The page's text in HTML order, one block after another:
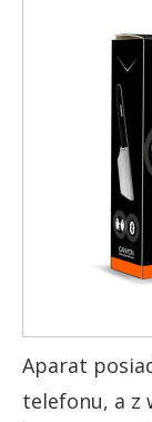
Aparat
telefonu, a z